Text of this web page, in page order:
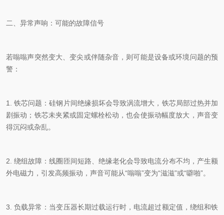
二、异常声响：可能的故障信号
若嗡嗡声突然变大、变尖或伴随杂音，则可能是设备或环境问题的预
警：
1. 铁芯问题：硅钢片间绝缘损坏会导致涡流增大，铁芯局部过热并加
剧振动；铁芯未夹紧或固定螺栓松动，也会使振动幅度放大，声音变
得沉闷或杂乱。
2. 绕组故障：线圈匝间短路、绝缘老化会导致电流分布不均，产生额
外电磁力，引发高频振动，声音可能从“嗡嗡”变为“滋滋”或“噼啪”。
3. 负载异常：当变压器长期过载运行时，电流超过额定值，绕组和铁